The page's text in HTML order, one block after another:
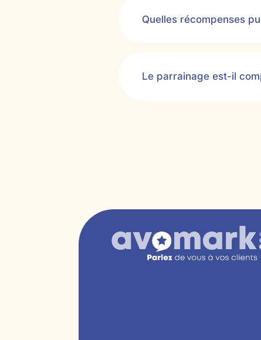
Quelles récompenses
Le parrainage est-il